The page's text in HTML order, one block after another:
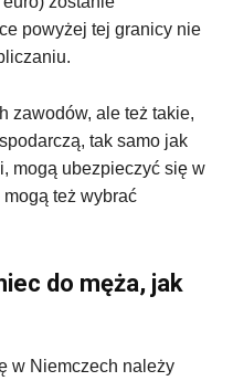
powyżej tej granicy nie
zawodów, ale też takie,
tak samo jak
mogą ubezpieczyć się w
też wybrać
do męża, jak
w Niemczech należy